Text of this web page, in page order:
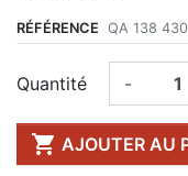
RÉFÉRENCE QA 138
Quantité -
 AJOUTER AU